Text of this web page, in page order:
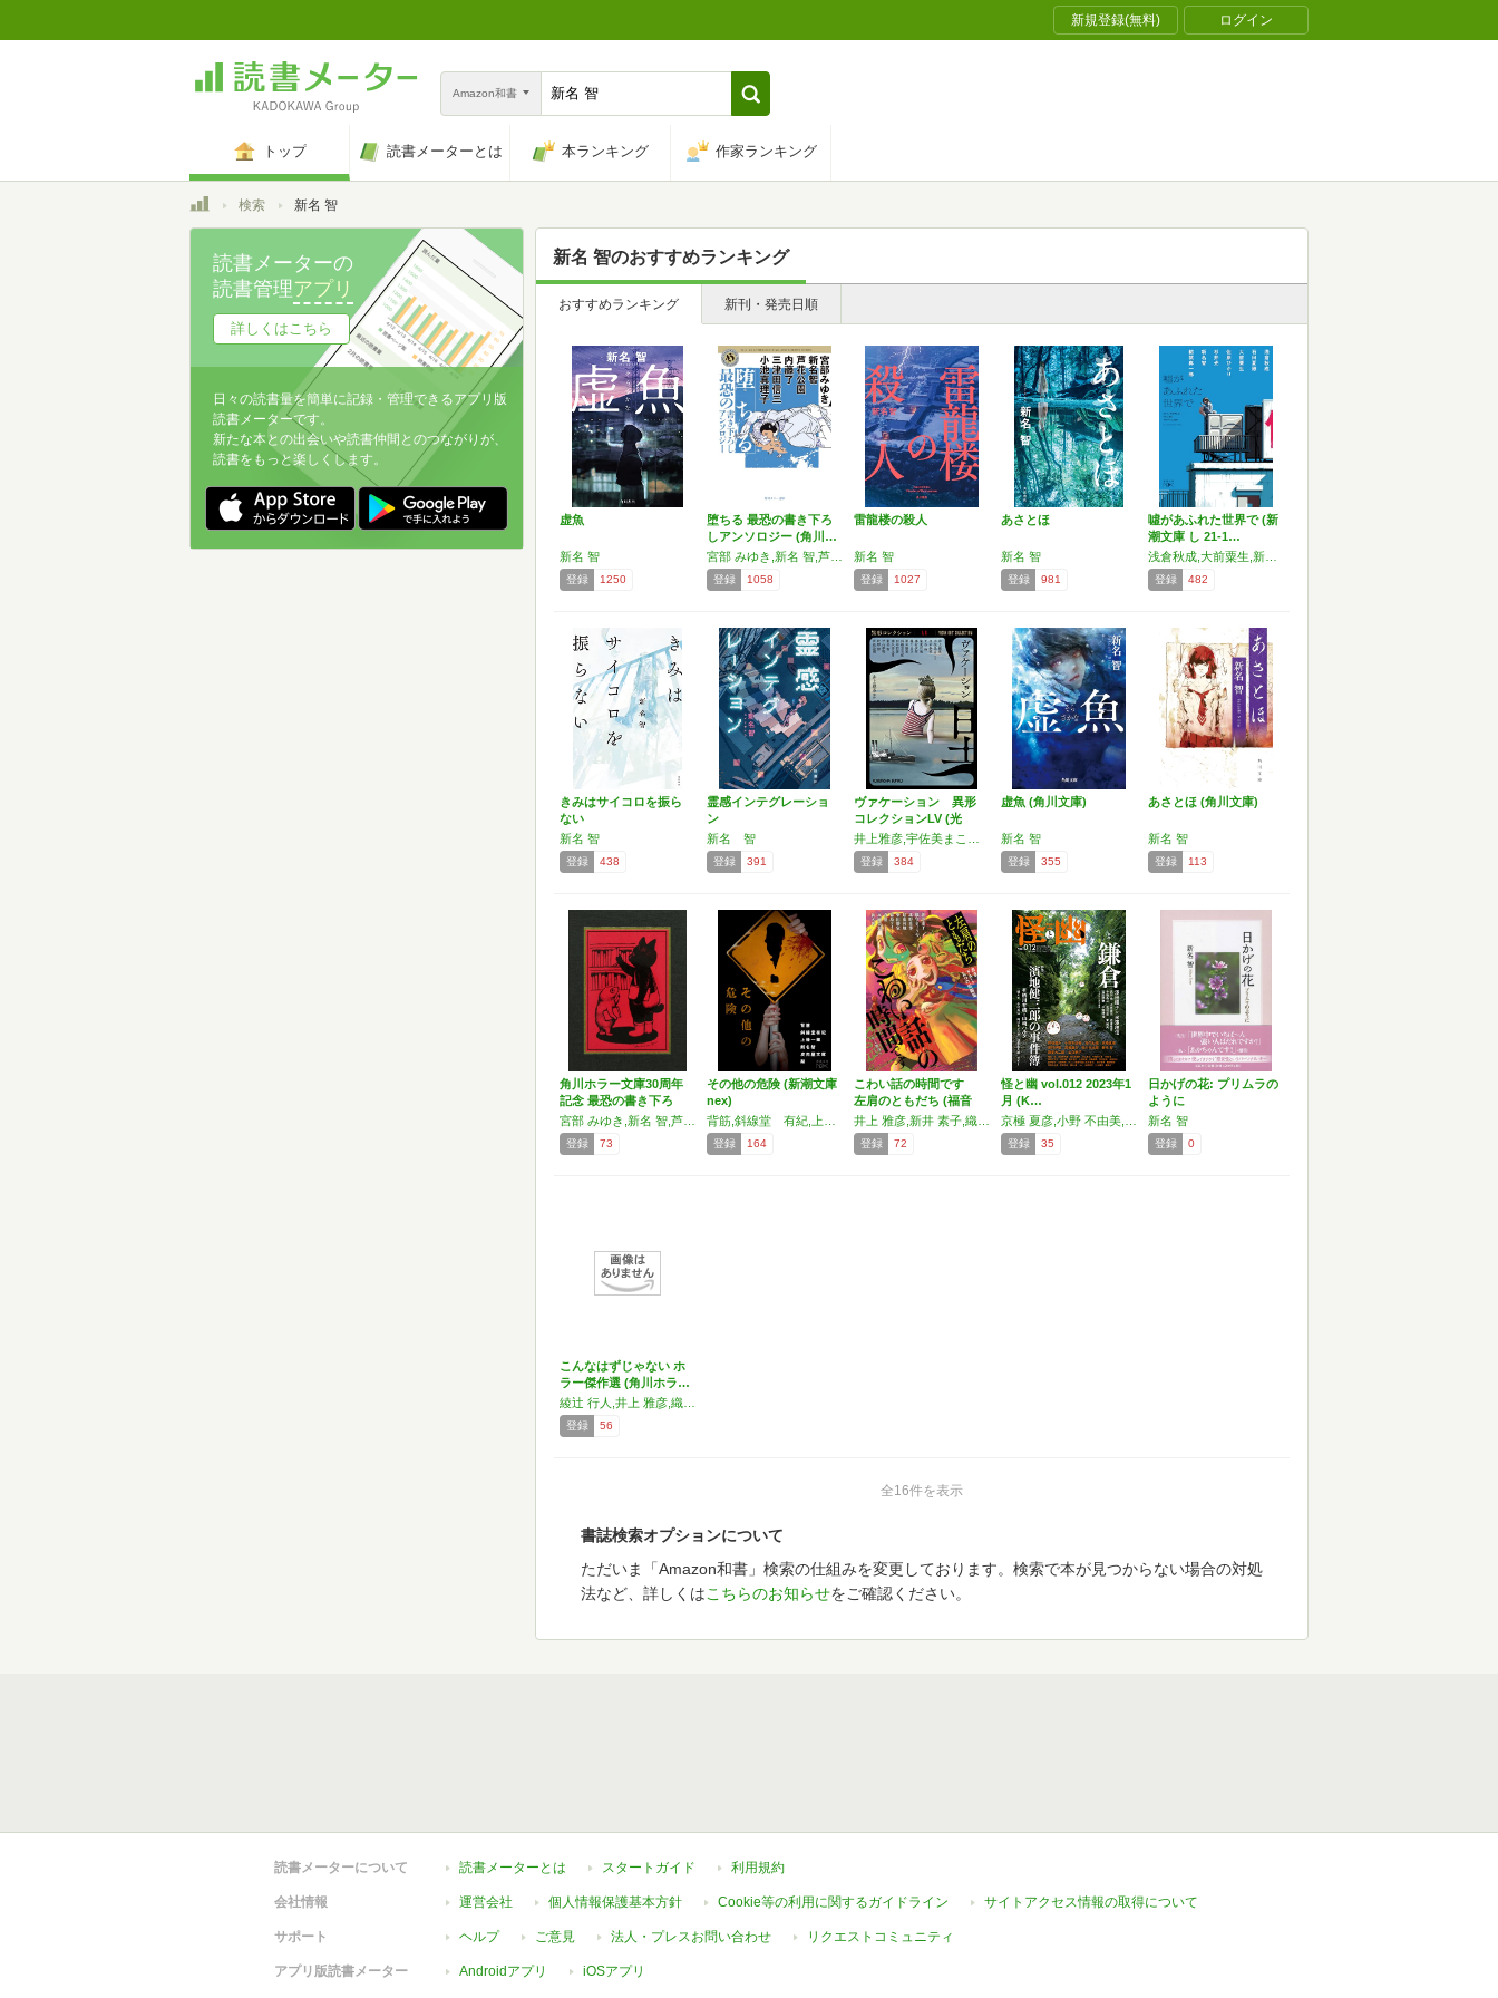
新規登録(無料) ログイン
Amazon和書
トップ 読書メーターとは 本ランキング 作家ランキング
トップ検索 新名 智
新名 智のおすすめランキング
おすすめランキング 新刊・発売日順
虚魚
新名 智
登録 1250
堕ちる 最恐の書き下ろ
しアンソロジー (角川…
登録 1058
雷龍楼の殺人
新名 智
登録 1027
あさとほ
新名 智
登録 981
噓があふれた世界で (新
潮文庫 し 21-1…
登録 482
きみはサイコロを振ら
ない
新名 智
登録 438
霊感インテグレーショ
ン
新名 智
登録 391
ヴァケーション 異形
コレクションLV (光
文…
登録 384
虚魚 (角川文庫)
新名 智
登録 355
あさとほ (角川文庫)
新名 智
登録 113
角川ホラー文庫30周年
記念 最恐の書き下ろ
し…
登録 73
その他の危険 (新潮文庫
nex)
登録 164
こわい話の時間です
左肩のともだち (福音
館…
登録 72
怪と幽 vol.012 2023年1
月 (K…
登録 35
日かげの花: プリムラの
ように
新名 智
登録 0
こんなはずじゃない ホ
ラー傑作選 (角川ホラ…
登録 56
全16件を表示
書誌検索オプションについて
ただいま「Amazon和書」検索の仕組みを変更しております。検索で本が見つからない場合の対処
法など、詳しくはこちらのお知らせをご確認ください。
読書メーターの
読書管理アプリ
詳しくはこちら
日々の読書量を簡単に記録・管理できるアプリ版
読書メーターです。
新たな本との出会いや読書仲間とのつながりが、
読書をもっと楽しくします。
読書メーターについて 読書メーターとは スタートガイド 利用規約
会社情報 運営会社 個人情報保護基本方針 Cookie等の利用に関するガイドライン サイトアクセス情報の取得について
サポート ヘルプ ご意見 法人・プレスお問い合わせ リクエストコミュニティ
アプリ版読書メーター Androidアプリ iOSアプリ